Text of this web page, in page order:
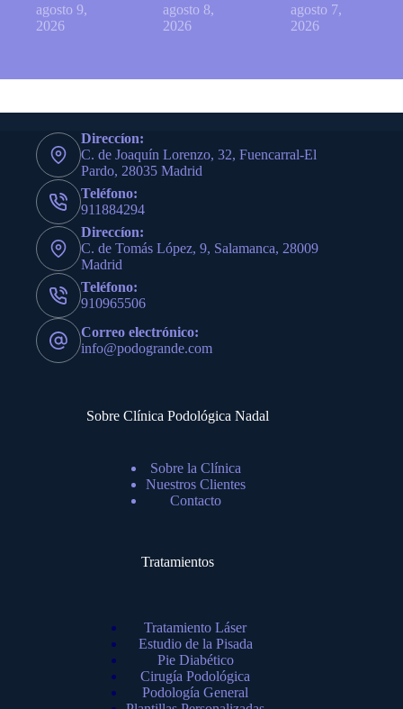
agosto 9,
2026
agosto 8,
2026
agosto 7,
2026
Direccíon:
C. de Joaquín Lorenzo, 32, Fuencarral-El
Pardo, 28035 Madrid
Teléfono:
911884294
Direccíon:
C. de Tomás López, 9, Salamanca, 28009
Madrid
Teléfono:
910965506
Correo electrónico:
info@podogrande.com
Sobre Clínica Podológica Nadal
Sobre la Clínica
Nuestros Clientes
Contacto
Tratamientos
Tratamiento Láser
Estudio de la Pisada
Pie Diabético
Cirugía Podológica
Podología General